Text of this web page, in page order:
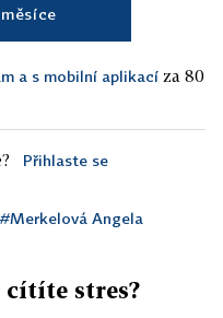
a s mobilní aplikací za 80
Přihlaste se
#Merkelová Angela
cítíte stres?